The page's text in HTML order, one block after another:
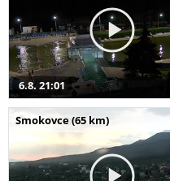
6.8. 21:01
Smokovce (65 km)